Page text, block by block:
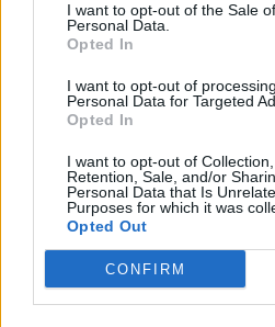
I want to opt-out of the Sale
Personal Data.
Opted In
I want to opt-out of
Personal Data for Targeted
Opted In
I want to opt-out of Collection,
Retention, Sale, and/or
Personal Data that Is
Purposes for which it was
Opted Out
CONFIRM